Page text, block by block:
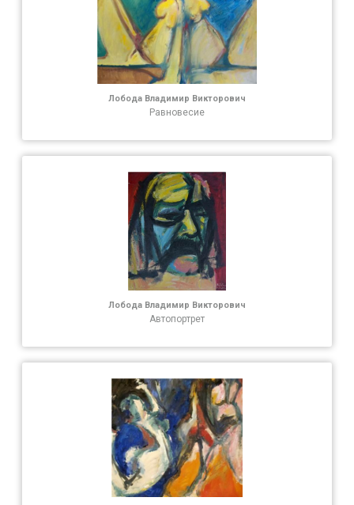
Лобода Владимир Викторович
Равновесие
Лобода Владимир Викторович
Автопортрет